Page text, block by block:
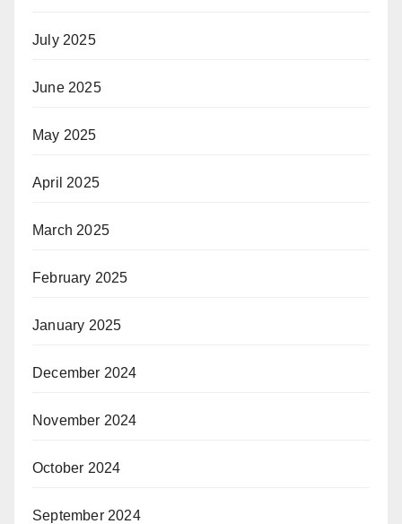
July 2025
June 2025
May 2025
April 2025
March 2025
February 2025
January 2025
December 2024
November 2024
October 2024
September 2024